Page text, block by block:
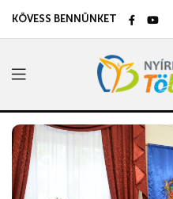
KÖVESS BENNÜNKET